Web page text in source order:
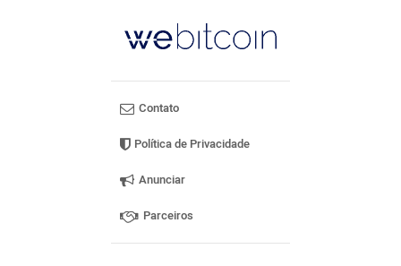
Contato
Política de Privacidade
Anunciar
Parceiros